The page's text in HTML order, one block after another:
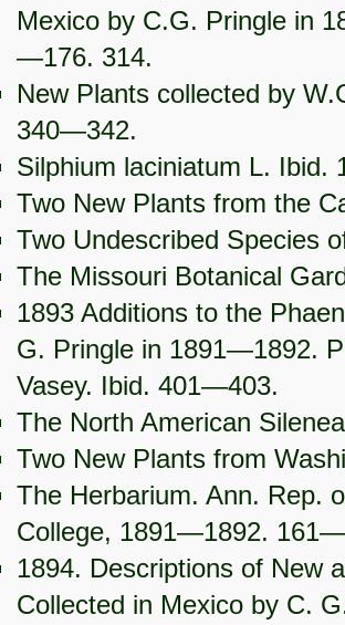
Mexico by C.G. Pringle in
—176. 314.
New Plants collected by
340—342.
Silphium laciniatum L. Ibid.
Two New Plants from the
Two Undescribed Species
The Missouri Botanical
1893 Additions to the
G. Pringle in 1891—1892.
Vasey. Ibid. 401—403.
The North American
Two New Plants from
The Herbarium. Ann. Rep.
College, 1891—1892.
1894. Descriptions of New
Collected in Mexico by C.